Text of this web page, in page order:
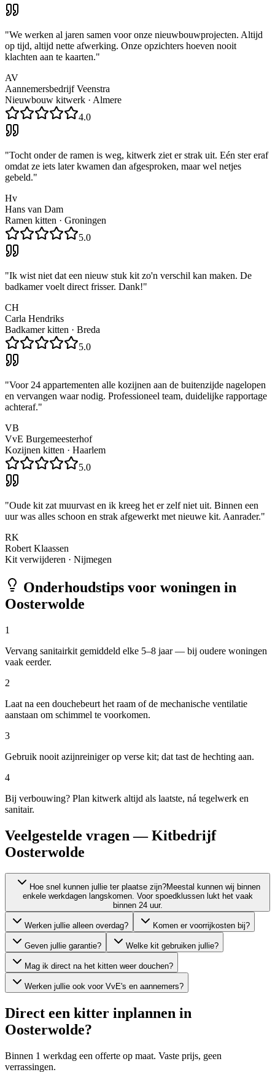
"We werken al jaren samen voor onze nieuwbouwprojecten. Altijd
op tijd, altijd nette afwerking. Onze opzichters hoeven nooit
klachten aan te kaarten."
AV
Aannemersbedrijf Veenstra
Nieuwbouw kitwerk · Almere
4.0
"Tocht onder de ramen is weg, kitwerk ziet er strak uit. Eén ster eraf
omdat ze iets later kwamen dan afgesproken, maar wel netjes
gebeld."
Hv
Hans van Dam
Ramen kitten · Groningen
5.0
"Ik wist niet dat een nieuw stuk kit zo'n verschil kan maken. De
badkamer voelt direct frisser. Dank!"
CH
Carla Hendriks
Badkamer kitten · Breda
5.0
"Voor 24 appartementen alle kozijnen aan de buitenzijde nagelopen
en vervangen waar nodig. Professioneel team, duidelijke rapportage
achteraf."
VB
VvE Burgemeesterhof
Kozijnen kitten · Haarlem
5.0
"Oude kit zat muurvast en ik kreeg het er zelf niet uit. Binnen een
uur was alles schoon en strak afgewerkt met nieuwe kit. Aanrader."
RK
Robert Klaassen
Kit verwijderen · Nijmegen
Onderhoudstips voor woningen in
Oosterwolde
1
Vervang sanitairkit gemiddeld elke 5–8 jaar — bij oudere woningen
vaak eerder.
2
Laat na een douchebeurt het raam of de mechanische ventilatie
aanstaan om schimmel te voorkomen.
3
Gebruik nooit azijnreiniger op verse kit; dat tast de hechting aan.
4
Bij verbouwing? Plan kitwerk altijd als laatste, ná tegelwerk en
sanitair.
Veelgestelde vragen — Kitbedrijf
Oosterwolde
Hoe snel kunnen jullie ter plaatse zijn?Meestal kunnen wij binnen
enkele werkdagen langskomen. Voor spoedklussen lukt het vaak
binnen 24 uur.
Werken jullie alleen overdag? Komen er voorrijkosten bij?
Geven jullie garantie? Welke kit gebruiken jullie?
Mag ik direct na het kitten weer douchen?
Werken jullie ook voor VvE's en aannemers?
Direct een kitter inplannen in
Oosterwolde?
Binnen 1 werkdag een offerte op maat. Vaste prijs, geen
verrassingen.